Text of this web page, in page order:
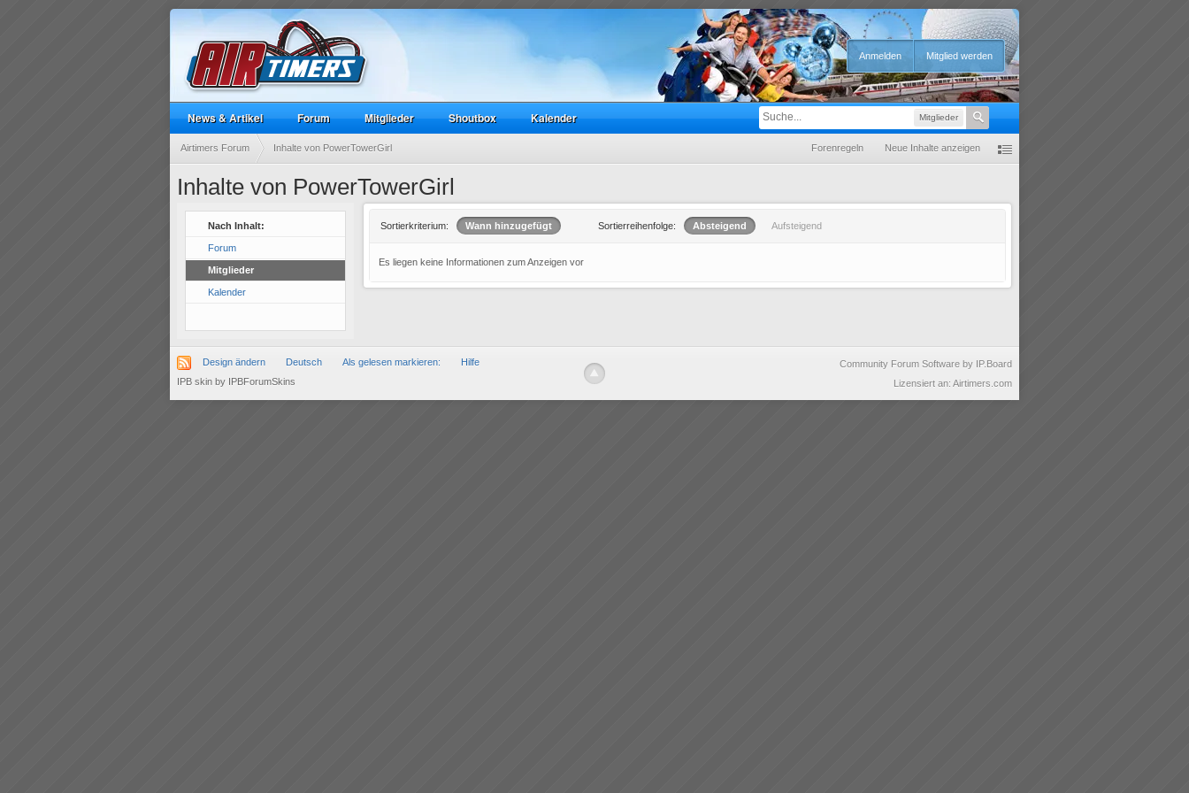
Anmelden Mitglied werden
Mitglieder
News & Artikel Forum Mitglieder Shoutbox Kalender
Airtimers Forum Inhalte von PowerTowerGirl Forenregeln Neue Inhalte anzeigen
Inhalte von PowerTowerGirl
Nach Inhalt:
Forum
Mitglieder
Kalender
Sortierkriterium: Wann hinzugefügt Sortierreihenfolge: Absteigend Aufsteigend
Es liegen keine Informationen zum Anzeigen vor
Design ändern Deutsch Als gelesen markieren: Hilfe
Community Forum Software by IP.Board
Lizensiert an: Airtimers.com
IPB skin by IPBForumSkins